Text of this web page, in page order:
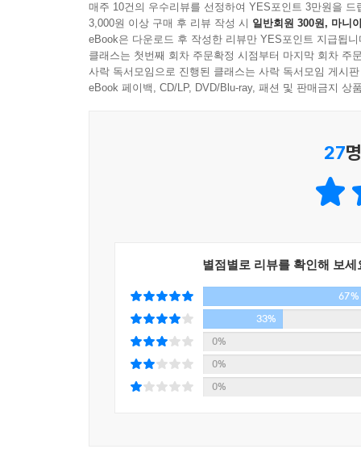
매주 10건의 우수리뷰를 선정하여 YES포인트 3만원을 드
3,000원 이상 구매 후 리뷰 작성 시 일반회원 300원, 마니
eBook은 다운로드 후 작성한 리뷰만 YES포인트 지급됩니
클래스는 첫번째 회차 주문확정 시점부터 마지막 회차 주
사락 독서모임으로 진행된 클래스는 사락 독서모임 게시
eBook 페이백, CD/LP, DVD/Blu-ray, 패션 및 판매금지 상
27
별점별로 리뷰를 확인해 보세
67%
33%
0%
0%
0%